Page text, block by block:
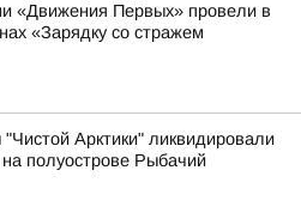
«Движения Первых» провели в
«Зарядку со стражем
Арктики" ликвидировали
на полуострове Рыбачий